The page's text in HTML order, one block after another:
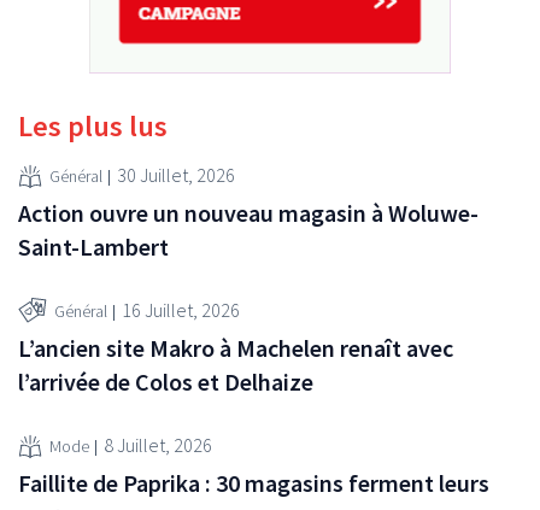
Les plus lus
Général 30 Juillet, 2026
Action ouvre un nouveau magasin à Woluwe-
Saint-Lambert
Général 16 Juillet, 2026
L’ancien site Makro à Machelen renaît avec
l’arrivée de Colos et Delhaize
Mode 8 Juillet, 2026
Faillite de Paprika : 30 magasins ferment leurs